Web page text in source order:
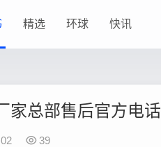
精选 环球 快讯
家总部售后官方电话
39